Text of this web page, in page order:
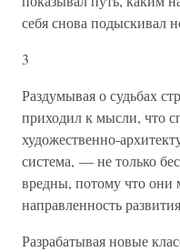
себя снова подыскивал
3
Раздумывая о судьбах
приходил к мысли, что
художественно-
система, — не только
вредны, потому что они
направленность
Разрабатывая новые